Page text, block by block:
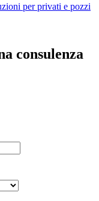
per privati e pozzi
consulenza